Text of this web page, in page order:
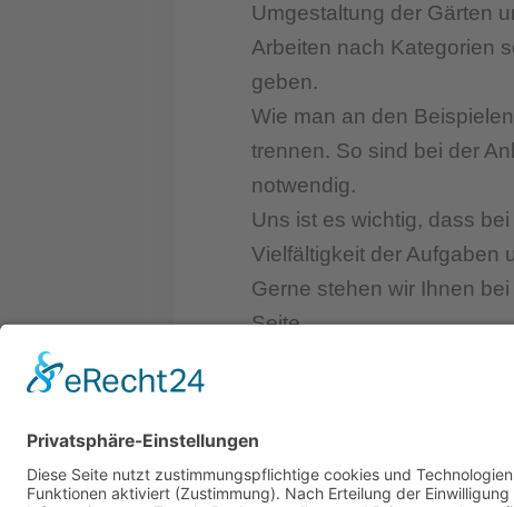
Umgestaltung der Gärten
Arbeiten nach Kategorien
geben.
Wie man an den
trennen. So sind bei der
notwendig.
Uns ist es wichtig, dass
Vielfältigkeit der Aufgaben
Gerne stehen wir Ihnen
Seite.
Impressum|